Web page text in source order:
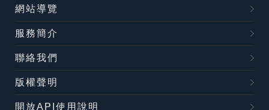
網站導覽
服務簡介
聯絡我們
版權聲明
開放API使用說明